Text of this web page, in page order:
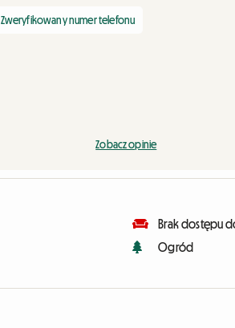
Zweryfikowany numer telefonu
Zobacz opinie
Brak dostępu
Ogród